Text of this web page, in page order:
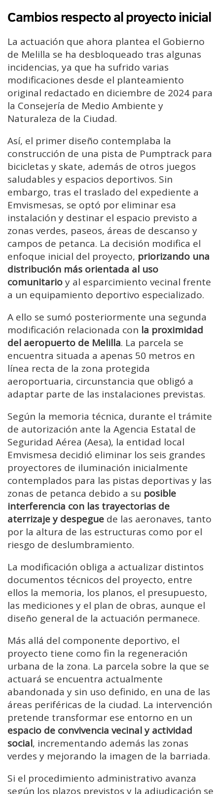
Cambios respecto al proyecto inicial
La actuación que ahora plantea el Gobierno
de Melilla se ha desbloqueado tras algunas
incidencias, ya que ha sufrido varias
modificaciones desde el planteamiento
original redactado en diciembre de 2024 para
la Consejería de Medio Ambiente y
Naturaleza de la Ciudad.
Así, el primer diseño contemplaba la
construcción de una pista de Pumptrack para
bicicletas y skate, además de otros juegos
saludables y espacios deportivos. Sin
embargo, tras el traslado del expediente a
Emvismesas, se optó por eliminar esa
instalación y destinar el espacio previsto a
zonas verdes, paseos, áreas de descanso y
campos de petanca. La decisión modifica el
enfoque inicial del proyecto, priorizando una
distribución más orientada al uso
comunitarioy al esparcimiento vecinal frente
a un equipamiento deportivo especializado.
A ello se sumó posteriormente una segunda
modificación relacionada con la proximidad
del aeropuerto de Melilla. La parcela se
encuentra situada a apenas 50 metros en
línea recta de la zona protegida
aeroportuaria, circunstancia que obligó a
adaptar parte de las instalaciones previstas.
Según la memoria técnica, durante el trámite
de autorización ante la Agencia Estatal de
Seguridad Aérea (Aesa), la entidad local
Emvismesa decidió eliminar los seis grandes
proyectores de iluminación inicialmente
contemplados para las pistas deportivas y las
zonas de petanca debido a su posible
interferencia con las trayectorias de
aterrizaje y despegue de las aeronaves, tanto
por la altura de las estructuras como por el
riesgo de deslumbramiento.
La modificación obliga a actualizar distintos
documentos técnicos del proyecto, entre
ellos la memoria, los planos, el presupuesto,
las mediciones y el plan de obras, aunque el
diseño general de la actuación permanece.
Más allá del componente deportivo, el
proyecto tiene como fin la regeneración
urbana de la zona. La parcela sobre la que se
actuará se encuentra actualmente
abandonada y sin uso definido, en una de las
áreas periféricas de la ciudad. La intervención
pretende transformar ese entorno en un
espacio de convivencia vecinal y actividad
social, incrementando además las zonas
verdes y mejorando la imagen de la barriada.
Si el procedimiento administrativo avanza
según los plazos previstos y la adjudicación se